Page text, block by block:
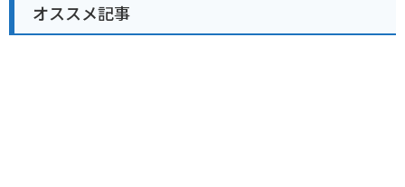
オススメ記事